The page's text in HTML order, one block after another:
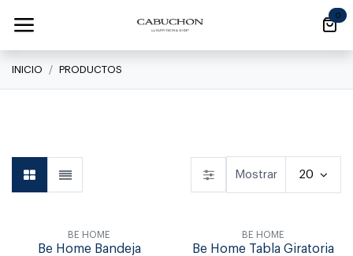
0
INICIO PRODUCTOS
Mostrar 20
BE HOME
Be Home Bandeja
BE HOME
Be Home Tabla Giratoria